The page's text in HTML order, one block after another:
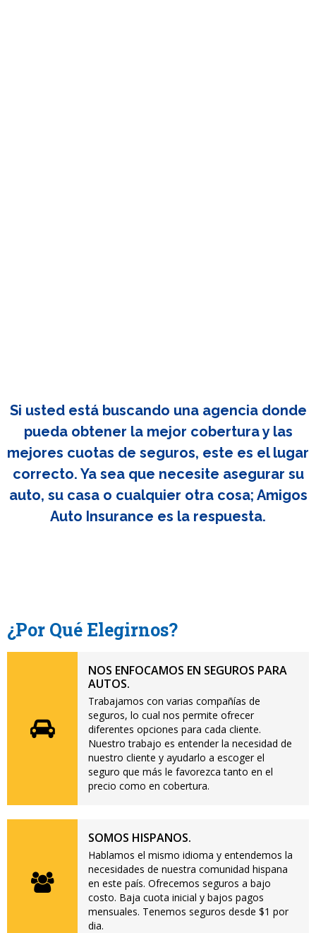
Si usted está buscando una agencia donde
pueda obtener la mejor cobertura y las
mejores cuotas de seguros, este es el lugar
correcto. Ya sea que necesite asegurar su
auto, su casa o cualquier otra cosa; Amigos
Auto Insurance es la respuesta.
¿Por Qué Elegirnos?
NOS ENFOCAMOS EN SEGUROS PARA
AUTOS.
Trabajamos con varias compañías de
seguros, lo cual nos permite ofrecer
diferentes opciones para cada cliente.
Nuestro trabajo es entender la necesidad de
nuestro cliente y ayudarlo a escoger el
seguro que más le favorezca tanto en el
precio como en cobertura.
SOMOS HISPANOS.
Hablamos el mismo idioma y entendemos la
necesidades de nuestra comunidad hispana
en este país. Ofrecemos seguros a bajo
costo. Baja cuota inicial y bajos pagos
mensuales. Tenemos seguros desde $1 por
dia.